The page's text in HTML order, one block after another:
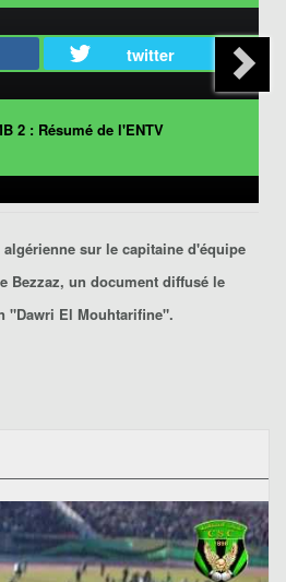
twitter
2 : Résumé de l'ENTV
sur le capitaine d'équipe
Bezzaz, un document diffusé le
"Dawri El Mouhtarifine".